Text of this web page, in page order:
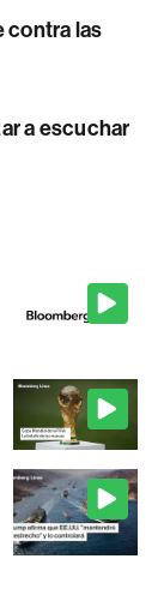
contra las
a escuchar